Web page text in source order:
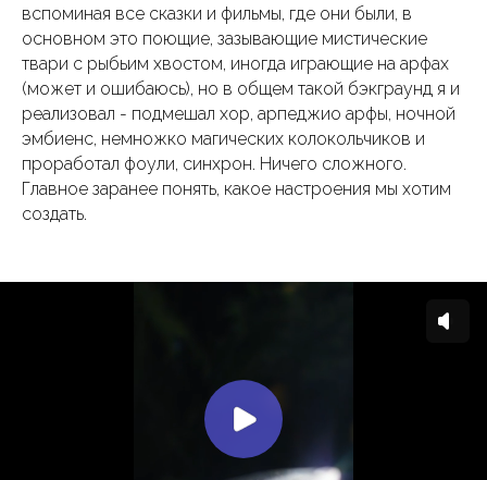
вспоминая все сказки и фильмы, где они были, в
основном это поющие, зазывающие мистические
твари с рыбьим хвостом, иногда играющие на арфах
(может и ошибаюсь), но в общем такой бэкграунд я и
реализовал - подмешал хор, арпеджио арфы, ночной
эмбиенс, немножко магических колокольчиков и
проработал фоули, синхрон. Ничего сложного.
Главное заранее понять, какое настроения мы хотим
создать.